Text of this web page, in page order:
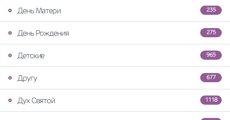
235
День Матери
275
День Рождения
965
Детские
677
Другу
1118
Дух Святой